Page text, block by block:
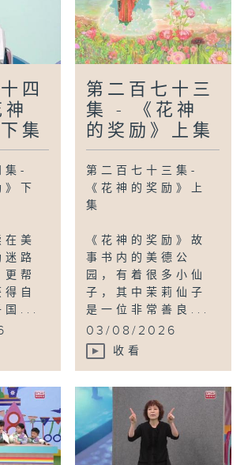
四
集
集-
》下
在美
迷路
帮
自
国...
第二百七十三
集 - 《花神
的奖励》上集
第二百七十三集-
《花神的奖励》上
集
《花神的奖励》故
事书内的美德公
园，有着很多小仙
子，其中茉莉仙子
是一位非常善良...
03/08/2026
收看